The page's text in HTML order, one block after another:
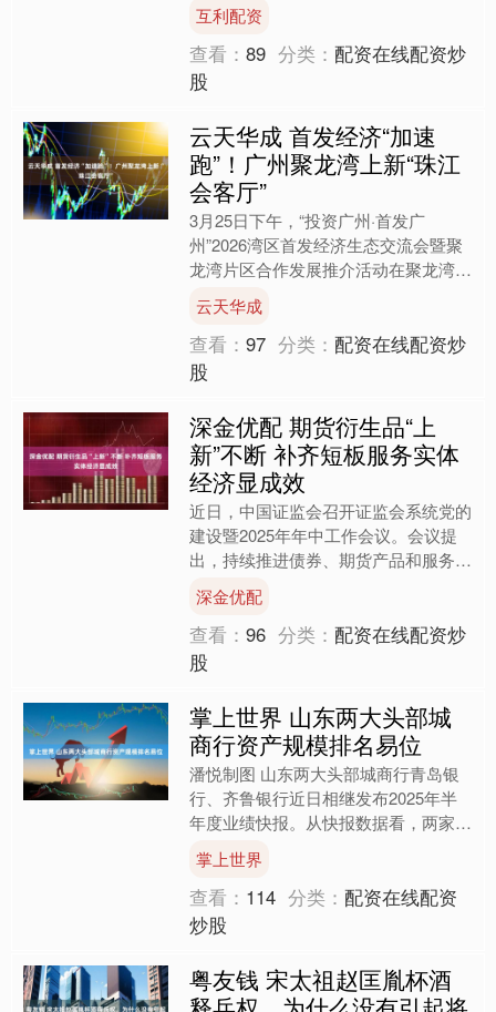
家“十四五”重点建设的金沙....
互利配资
查看：89 分类：配资在线配资炒
股
云天华成 首发经济“加速
跑”！广州聚龙湾上新“珠江
会客厅”
3月25日下午，“投资广州·首发广
州”2026湾区首发经济生态交流会暨聚
龙湾片区合作发展推介活动在聚龙湾展
示中心成功举办。 活动由广州市投资
发展委员会办公室主办....
云天华成
查看：97 分类：配资在线配资炒
股
深金优配 期货衍生品“上
新”不断 补齐短板服务实体
经济显成效
近日，中国证监会召开证监会系统党的
建设暨2025年年中工作会议。会议提
出，持续推进债券、期货产品和服务创
新。结合近期广州期货交易所就铂、钯
期货和期权合约及相关规....
深金优配
查看：96 分类：配资在线配资炒
股
掌上世界 山东两大头部城
商行资产规模排名易位
潘悦制图 山东两大头部城商行青岛银
行、齐鲁银行近日相继发布2025年半
年度业绩快报。从快报数据看，两家银
行均保持增长。齐鲁银行保持强劲的规
模扩张势头，今年上半年....
掌上世界
查看： 114 分类：配资在线配资
炒股
粤友钱 宋太祖赵匡胤杯酒